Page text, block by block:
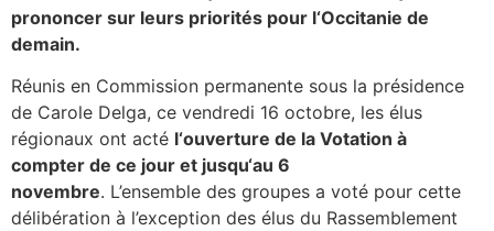
prononcer sur leurs priorités pour l‘Occitanie de
demain.
Réunis en Commission permanente sous la présidence
de Carole Delga, ce vendredi 16 octobre, les élus
régionaux ont acté l‘ouverture de la Votation à
compter de ce jour et jusqu‘au 6
novembre. L’ensemble des groupes a voté pour cette
délibération à l’exception des élus du Rassemblement